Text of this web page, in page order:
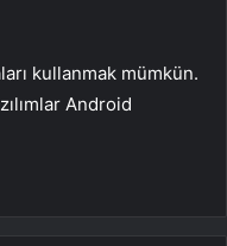
kullanmak mümkün.
Android